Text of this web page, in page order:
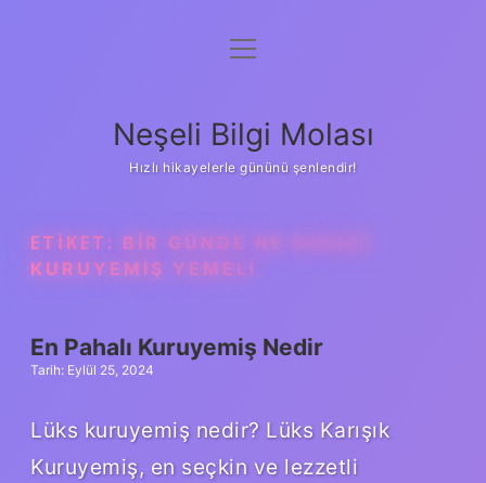
Anasayfa
Yasal Uyarı
menüyü
Neşeli Bilgi Molası
Hızlı hikayelerle gününü şenlendir!
ETIKET: BIR GÜNDE NE KADAR
KURUYEMIŞ YEMELI
En Pahalı Kuruyemiş Nedir
Tarih: Eylül 25, 2024
Lüks kuruyemiş nedir? Lüks Karışık
Kuruyemiş, en seçkin ve lezzetli